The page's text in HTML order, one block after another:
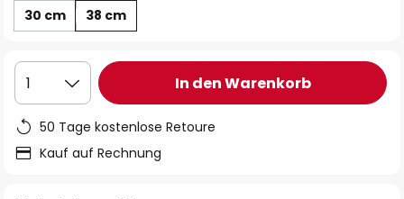
30 cm
38 cm
1 In den Warenkorb
50 Tage kostenlose Retoure
Kauf auf Rechnung